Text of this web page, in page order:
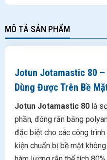
MÔ TẢ SẢN PHẨM
Jotun Jotamastic 80 –
Dùng Được Trên Bề
Jotun Jotamastic 80 là
phần, đóng rắn bằng
đặc biệt cho các công
kiện chuẩn bị bề mặt